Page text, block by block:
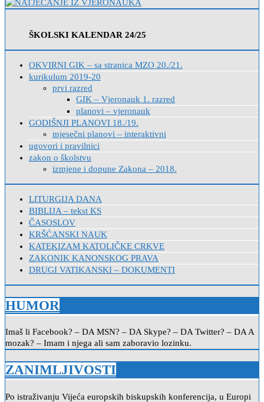
ŠKOLSKI KALENDAR 24/25
OKVIRNI GIK – sa stranica MZO 20./21.
kurikulum 2019-20
prvi razred
GIK – Vjeronauk 1. razred
planovi – vjeronauk
GODIŠNJI PLANOVI 18./19.
mjesečni planovi – interaktivni
ugovori i pravilnici
zakon o školstvu
izmjene i dopune Zakona – 2018.
LITURGIJA DANA
BIBLIJA – tekst KS
ČASOSLOV
KRŠĆANSKI NAUK
KATEKIZAM KATOLIČKE CRKVE
ZAKONIK KANONSKOG PRAVA
DRUGI VATIKANSKI – DOKUMENTI
HUMOR
Imaš li Facebook? – DA MSN? – DA Skype? – DA Twitter? – DA A
mozak? – Imam i njega ali sam zaboravio lozinku.
ZANIMLJIVOSTI
Po istraživanju Vijeća europskih biskupskih konferencija, u Europi